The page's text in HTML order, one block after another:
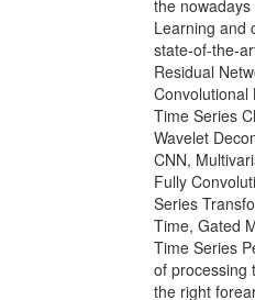
the
Learning and
state-of-the-
Residual
Convolutional
Time Series
Wavelet
CNN,
Fully
Series
Time, Gated
Time Series
of processing
the right